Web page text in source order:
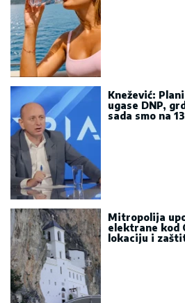
Knežević:
ugase DNP,
sada smo na
Mitropolija
elektrane kod
lokaciju i